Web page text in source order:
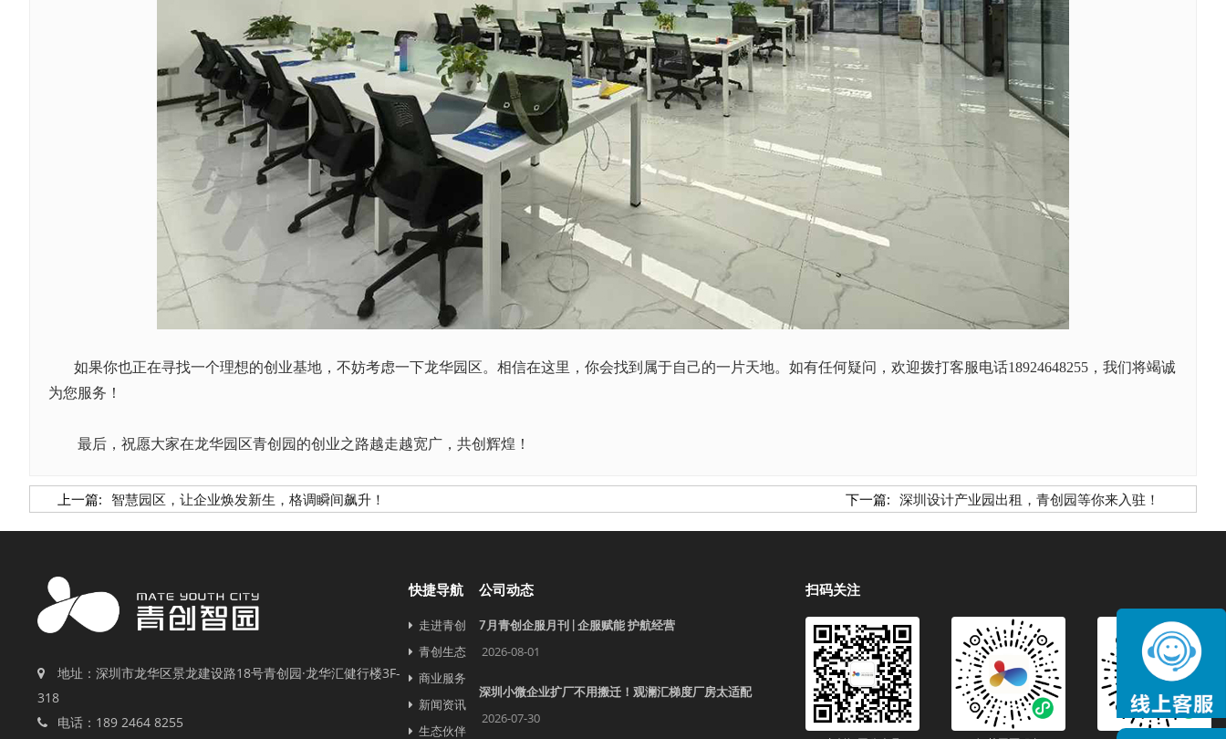
如果你也正在寻找一个理想的创业基地，不妨考虑一下龙华园区。相信在这里，你会找到属于自己的一片天地。如有任何疑问，欢迎拨打客服电话18924648255，我们将竭诚
为您服务！
最后，祝愿大家在龙华园区青创园的创业之路越走越宽广，共创辉煌！
上一篇: 智慧园区，让企业焕发新生，格调瞬间飙升！ 下一篇: 深圳设计产业园出租，青创园等你来入驻！
地址：深圳市龙华区景龙建设路18号青创园·龙华汇健行楼3F-
318
电话：189 2464 8255
快捷导航
走进青创
青创生态
商业服务
新闻资讯
生态伙伴
公司动态
7月青创企服月刊 | 企服赋能 护航经营
2026-08-01
深圳小微企业扩厂不用搬迁！观澜汇梯度厂房太适配
2026-07-30
扫码关注